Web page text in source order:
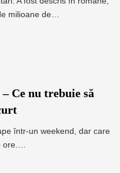
milioane de…
Ce nu trebuie să
într-un weekend, dar care
ore.…